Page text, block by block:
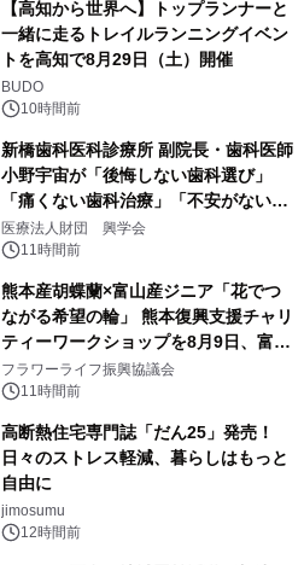
【高知から世界へ】トップランナーと
一緒に走るトレイルランニングイベン
トを高知で8月29日（土）開催
BUDO
10時間前
新橋歯科医科診療所 副院長・歯科医師
小野宇宙が「後悔しない歯科選び」
「痛くない歯科治療」「不安がない治
療計画」をテーマに専門監修
医療法人財団 興学会
11時間前
熊本産胡蝶蘭×富山産ジニア「花でつ
ながる希望の輪」 熊本復興支援チャリ
ティーワークショップを8月9日、富
山・射水で開催
フラワーライフ振興協議会
11時間前
高断熱住宅専門誌「だん25」発売！
日々のストレス軽減、暮らしはもっと
自由に
jimosumu
12時間前